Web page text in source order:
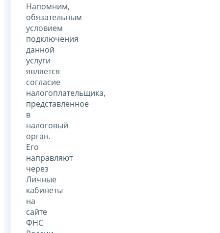
Напомним,
обязательным
условием
подключения
данной
услуги
является
согласие
налогоплательщика,
представленное
в
налоговый
орган.
Его
направляют
через
Личные
кабинеты
на
сайте
ФНС